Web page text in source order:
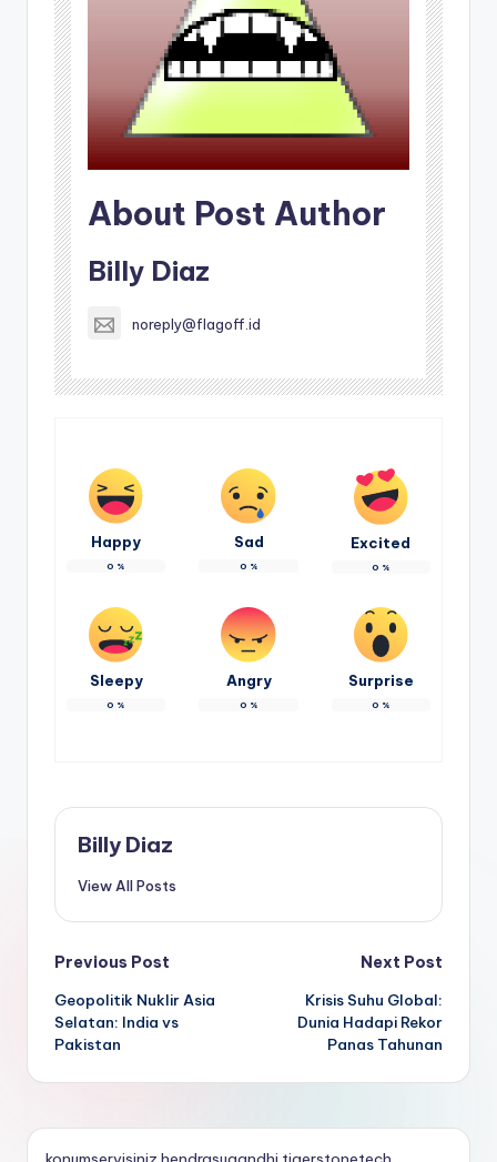
About Post Author
Billy Diaz
noreply@flagoff.id
Happy
0 %
Sad
0 %
Excited
0 %
Sleepy
0 %
Angry
0 %
Surprise
0 %
Billy Diaz
View All Posts
Post
navigation
Previous Post
Geopolitik Nuklir Asia
Selatan: India vs
Pakistan
Next Post
Krisis Suhu Global:
Dunia Hadapi Rekor
Panas Tahunan